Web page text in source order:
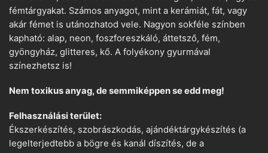
fémtárgyakat. Számos anyagot, mint a kerámiát, fát, vagy
akár fémet is utánozhatod vele. Nagyon sokféle színben
kapható: alap, neon, foszforeszkáló, áttetsző, fém,
gyöngyház, glitteres, kő. A folyékony gyurmával
színezhetsz is!
Nem toxikus anyag, de semmiképpen se edd meg!
Felhasználási terület:
Ékszerkészítés, szobrászkodás, ajándéktárgykészítés (a
legelterjedtebb a bögre és kanál díszítés, de a